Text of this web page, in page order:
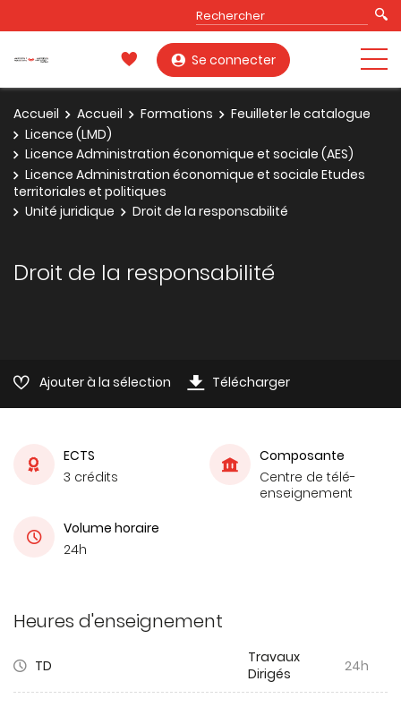
Se connecter
Accueil Accueil Formations
Feuilleter le catalogue
Licence (LMD)
Licence Administration économique et sociale (AES)
Licence Administration économique et sociale Etudes
territoriales et politiques
Unité juridique
Droit de la responsabilité
Droit de la responsabilité
Ajouter à la sélection Télécharger
ECTS
3 crédits
Composante
Centre de télé-
enseignement
Volume horaire
24h
Heures d'enseignement
TD
Travaux
Dirigés
24h